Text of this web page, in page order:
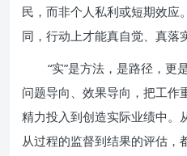
民，而非个人私利或短期效应
同，行动上才能真自觉、真落
“实”是方法，是路径，更
问题导向、效果导向，把工作
精力投入到创造实际业绩中。
从过程的监督到结果的评估，